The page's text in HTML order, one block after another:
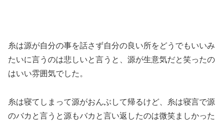
糸は源が自分の事を話さず自分の良い所をどうでもいいみ
たいに言うのは悲しいと言うと、源が生意気だと笑ったの
はいい雰囲気でした。
糸は寝てしまって源がおんぶして帰るけど、糸は寝言で源
のバカと言うと源もバカと言い返したのは微笑ましかった